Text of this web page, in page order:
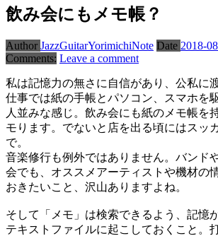
飲み会にもメモ帳？
Author JazzGuitarYorimichiNote Date 2018-
Comments: Leave a comment
私は記憶力の無さに自信があり、公私に
仕事では紙の手帳とパソコン、スマホを
人並みな感じ。飲み会にも紙のメモ帳を
モります。でないと店を出る頃にはスッ
で。
音楽修行も例外ではありません。バンド
会でも、オススメアーティストや機材の
おきたいこと、沢山ありますよね。
そして「メモ」は検索できるよう、記憶
テキストファイルに起こしておくこと。